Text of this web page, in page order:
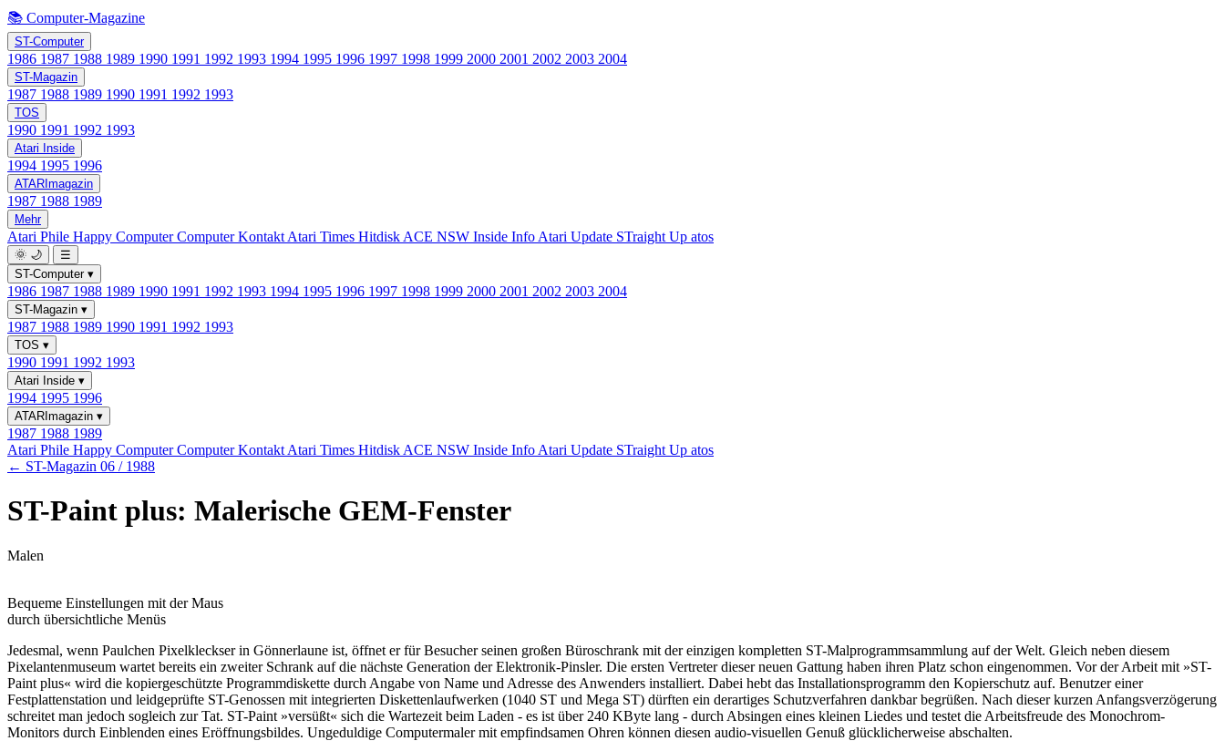
📚 Computer-Magazine
ST-Computer
1986 1987 1988 1989 1990 1991 1992 1993 1994 1995 1996 1997 1998 1999 2000 2001 2002 2003 2004
ST-Magazin
1987 1988 1989 1990 1991 1992 1993
TOS
1990 1991 1992 1993
Atari Inside
1994 1995 1996
ATARImagazin
1987 1988 1989
Mehr
Atari Phile Happy ComputerComputer Kontakt Atari Times Hitdisk ACE NSW Inside Info Atari Update STraight Up atos
🌞 🌙
☰
ST-Computer ▾
1986 1987 1988 1989 1990 1991 1992 1993 1994 1995 1996 1997 1998 1999 2000 2001 2002 2003 2004
ST-Magazin ▾
1987 1988 1989 1990 1991 1992 1993
TOS ▾
1990 1991 1992 1993
Atari Inside ▾
1994 1995 1996
ATARImagazin ▾
1987 1988 1989
Atari Phile Happy ComputerComputer Kontakt Atari Times Hitdisk ACE NSW Inside Info Atari Update STraight Up atos
← ST-Magazin 06 / 1988
ST-Paint plus: Malerische GEM-Fenster
Malen
Bequeme Einstellungen mit der Maus
durch übersichtliche Menüs
Jedesmal, wenn Paulchen Pixelkleckser in Gönnerlaune ist, öffnet er für Besucher seinen großen Büroschrank mit der einzigen kompletten ST-Malprogrammsammlung auf der Welt. Gleich neben diesem
Pixelantenmuseum wartet bereits ein zweiter Schrank auf die nächste Generation der Elektronik-Pinsler. Die ersten Vertreter dieser neuen Gattung haben ihren Platz schon eingenommen. Vor der Arbeit mit »ST-
Paint plus« wird die kopiergeschützte Programmdiskette durch Angabe von Name und Adresse des Anwenders installiert. Dabei hebt das Installationsprogramm den Kopierschutz auf. Benutzer einer
Festplattenstation und leidgeprüfte ST-Genossen mit integrierten Diskettenlaufwerken (1040 ST und Mega ST) dürften ein derartiges Schutzverfahren dankbar begrüßen. Nach dieser kurzen Anfangsverzögerung
schreitet man jedoch sogleich zur Tat. ST-Paint »versüßt« sich die Wartezeit beim Laden - es ist über 240 KByte lang - durch Absingen eines kleinen Liedes und testet die Arbeitsfreude des Monochrom-
Monitors durch Einblenden eines Eröffnungsbildes. Ungeduldige Computermaler mit empfindsamen Ohren können diesen audio-visuellen Genuß glücklicherweise abschalten.